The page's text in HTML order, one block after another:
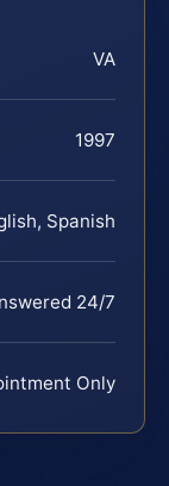
VA
1997
Spanish
24/7
Only